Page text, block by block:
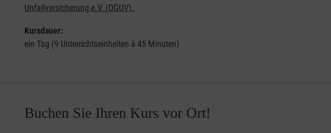
Unfallversicherung e.V. (DGUV).
Kursdauer:
ein Tag (9 Unterrichtseinheiten à 45 Minuten)
Buchen Sie Ihren Kurs vor Ort!